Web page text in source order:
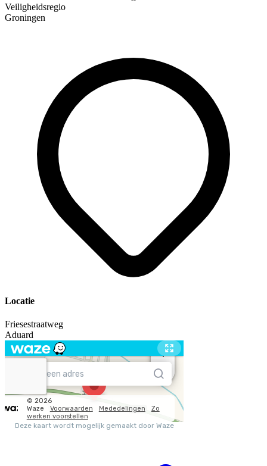
Veiligheidsregio
Groningen
Locatie
Friesestraatweg
Aduard